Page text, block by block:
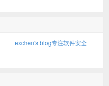
exchen's blog专注软件安全